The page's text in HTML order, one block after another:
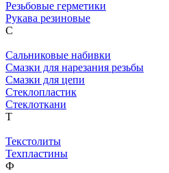
Резьбовые герметики
Рукава резиновые
С
Сальниковые набивки
Смазки для нарезания резьбы
Смазки для цепи
Стеклопластик
Стеклоткани
Т
Текстолиты
Техпластины
Ф